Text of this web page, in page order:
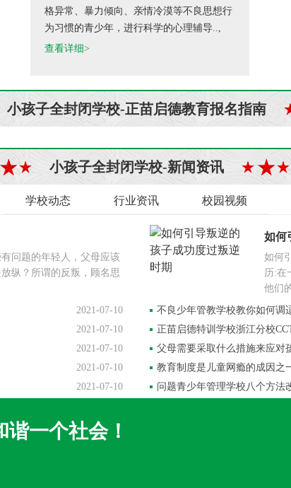
格异常、暴力倾向、亲情冷漠等不良思想行
为习惯的青少年，进行科学的心理辅导..,
查看详细>
小孩子全封闭学校-正苗启德教育报名指南
小孩子全封闭学校-新闻资讯
学校动态 行业资讯 校园视频
问题的年轻人，父母应该
纵？所谓的反叛，顾名思
2021-07-10
2021-07-10
2021-07-10
2021-07-10
2021-07-10
如何
如何
历:在
他们
不良少年管教学校教你如何调
正苗启德特训学校浙江分校
父母需要采取什么措施来应对
教育制度是儿童网瘾的成因之
问题青少年管理学校八个方法
一个社会！